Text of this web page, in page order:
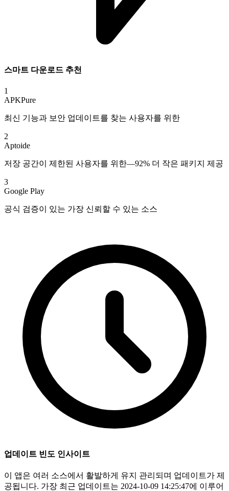
스마트 다운로드 추천
1
APKPure
최신 기능과 보안 업데이트를 찾는 사용자를 위한
2
Aptoide
저장 공간이 제한된 사용자를 위한—92% 더 작은 패키지 제공
3
Google Play
공식 검증이 있는 가장 신뢰할 수 있는 소스
업데이트 빈도 인사이트
이 앱은 여러 소스에서 활발하게 유지 관리되며 업데이트가 제
공됩니다. 가장 최근 업데이트는 2024-10-09 14:25:47에 이루어